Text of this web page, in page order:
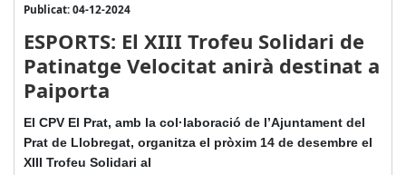
Publicat: 04-12-2024
ESPORTS: El XIII Trofeu Solidari de
Patinatge Velocitat anirà destinat a
Paiporta
El CPV El Prat, amb la col·laboració de l’Ajuntament del
Prat de Llobregat, organitza el pròxim 14 de desembre el
XIII Trofeu Solidari al